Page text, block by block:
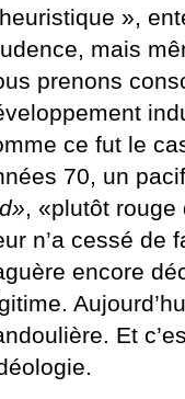
»,
mais
prenons
ce fut le
70, un
, «plutôt
n’a cessé de
encore
Et